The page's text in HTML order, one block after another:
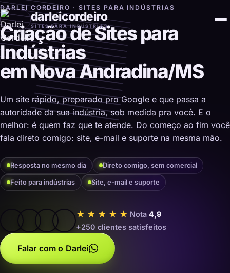
darleicordeiro
SITES PARA INDÚSTRIAS
DARLEI CORDEIRO · SITES PARA INDÚSTRIAS
Criação de Sites para
Indústrias
em Nova Andradina/MS
Um site rápido, preparado pro Google e que passa a
autoridade da sua indústria, sob medida pra você. E o
melhor: é quem faz que te atende. Do começo ao fim você
fala direto comigo: site, e-mail e suporte na mesma mão.
Resposta no mesmo dia Direto comigo, sem comercial
Feito para indústrias Site, e-mail e suporte
★★★★★ Nota 4,9
+250 clientes satisfeitos
Falar com o Darlei